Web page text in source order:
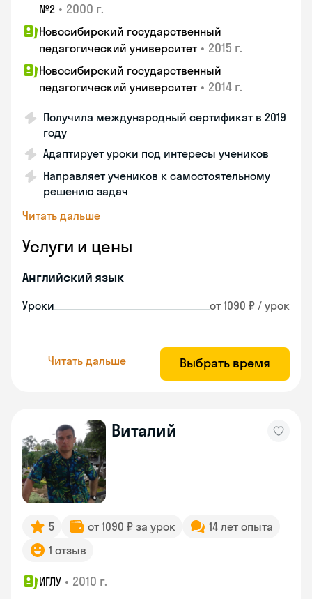
№2 • 2000 г.
Новосибирский государственный
педагогический университет • 2015 г.
Новосибирский государственный
педагогический университет • 2014 г.
Получила международный сертификат в 2019
году
Адаптирует уроки под интересы учеников
Направляет учеников к самостоятельному
решению задач
Читать дальше
Услуги и цены
Английский язык
Уроки от 1090 ₽ / урок
Читать дальше Выбрать время
Виталий
5 от 1090 ₽ за урок
14 лет опыта
1 отзыв
ИГЛУ • 2010 г.